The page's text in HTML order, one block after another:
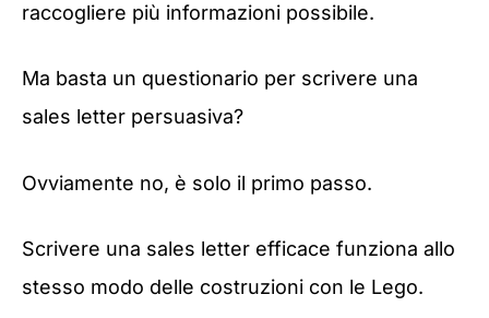
raccogliere più informazioni possibile.
Ma basta un questionario per scrivere una
sales letter persuasiva?
Ovviamente no, è solo il primo passo.
Scrivere una sales letter efficace funziona allo
stesso modo delle costruzioni con le Lego.